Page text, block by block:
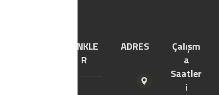
LİNKLE
R
ADRES
Çalışm
a
Saatler
i